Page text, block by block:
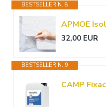
BESTSELLER N. 8
32,00 EUR
BESTSELLER N. 9